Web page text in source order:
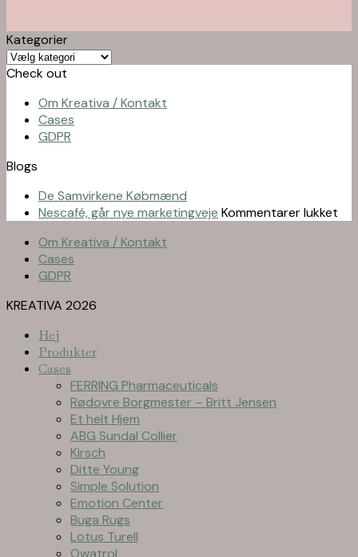
Kategorier
Kategorier
Check out
Om Kreativa / Kontakt
Cases
GDPR
Blogs
De Samvirkene Købmænd
Nescafé, går nye marketingveje Kommentarer lukket
Om Kreativa / Kontakt
Cases
GDPR
KREATIVA 2026
Hej
Produkter
Cases
FERRING Pharmaceuticals
Rødovre Borgmester – Britt Jensen
Et helt Hjem
ABG Sundal Collier
Kirsch
Ditte Young
Simple Solution
Emotion Center
Buga Rugs
Lotus Turell
Owatrol